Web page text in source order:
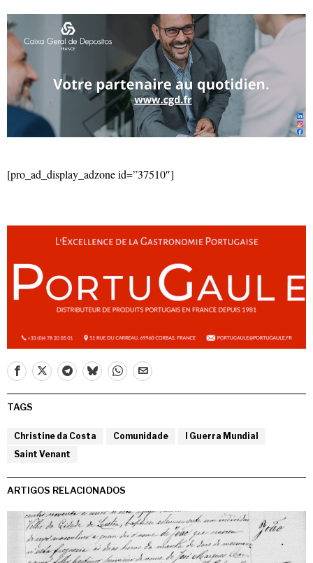
[pro_ad_display_adzone id=”37510″]
TAGS
Christine da Costa Comunidade
I Guerra Mundial
Saint Venant
ARTIGOS RELACIONADOS